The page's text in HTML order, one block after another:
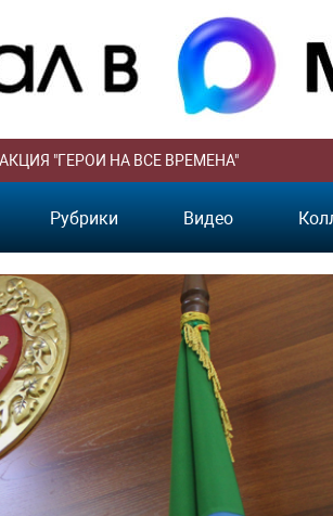
АКЦИЯ "ГЕРОИ НА ВСЕ ВРЕМЕНА"
Рубрики Видео